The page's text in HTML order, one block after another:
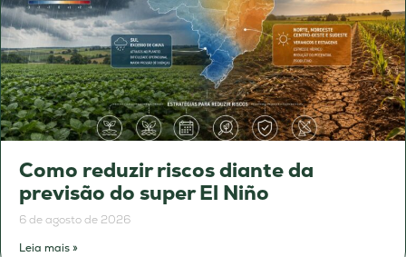
Como reduzir riscos diante da
previsão do super El Niño
6 de agosto de 2026
Leia mais »